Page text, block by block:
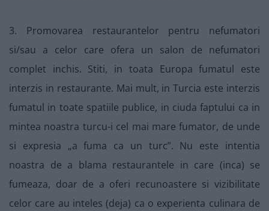
3. Promovarea restaurantelor pentru nefumatori
si/sau a celor care ofera un salon de nefumatori
complet inchis. Stiti, in toata Europa fumatul este
interzis in restaurante. Mai mult, in Turcia este interzis
fumatul in toate spatiile publice, in ciuda faptului ca in
mintea noastra turcu-i cel mai mare fumator, de unde
si expresia „a fuma ca un turc”. Nu este intentia
noastra de a blama restaurantele in care (inca) se
fumeaza, doar de a oferi recunoastere si vizibilitate
celor care au inteles (deja) ca o experienta culinara de